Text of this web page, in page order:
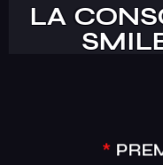
Cuarta Esencia
LA
*